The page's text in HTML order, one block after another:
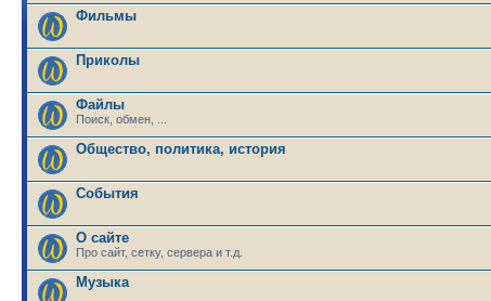
Фильмы
Приколы
Файлы
Поиск, обмен, ...
Общество, политика, история
События
О сайте
Про сайт, сетку, сервера и т.д.
Музыка